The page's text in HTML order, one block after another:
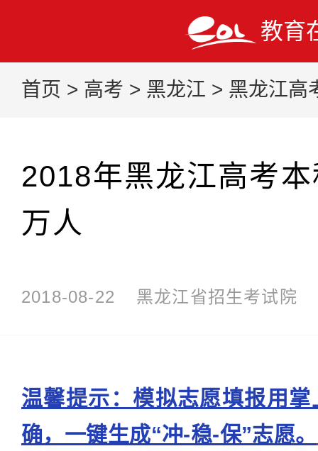
教育
首页 > 高考 > 黑龙江 > 黑龙江高
2018年黑龙江高考
万人
2018-08-22 黑龙江省招生考试院
温馨提示：模拟志愿填报用
确，一键生成“冲-稳-保”志愿。